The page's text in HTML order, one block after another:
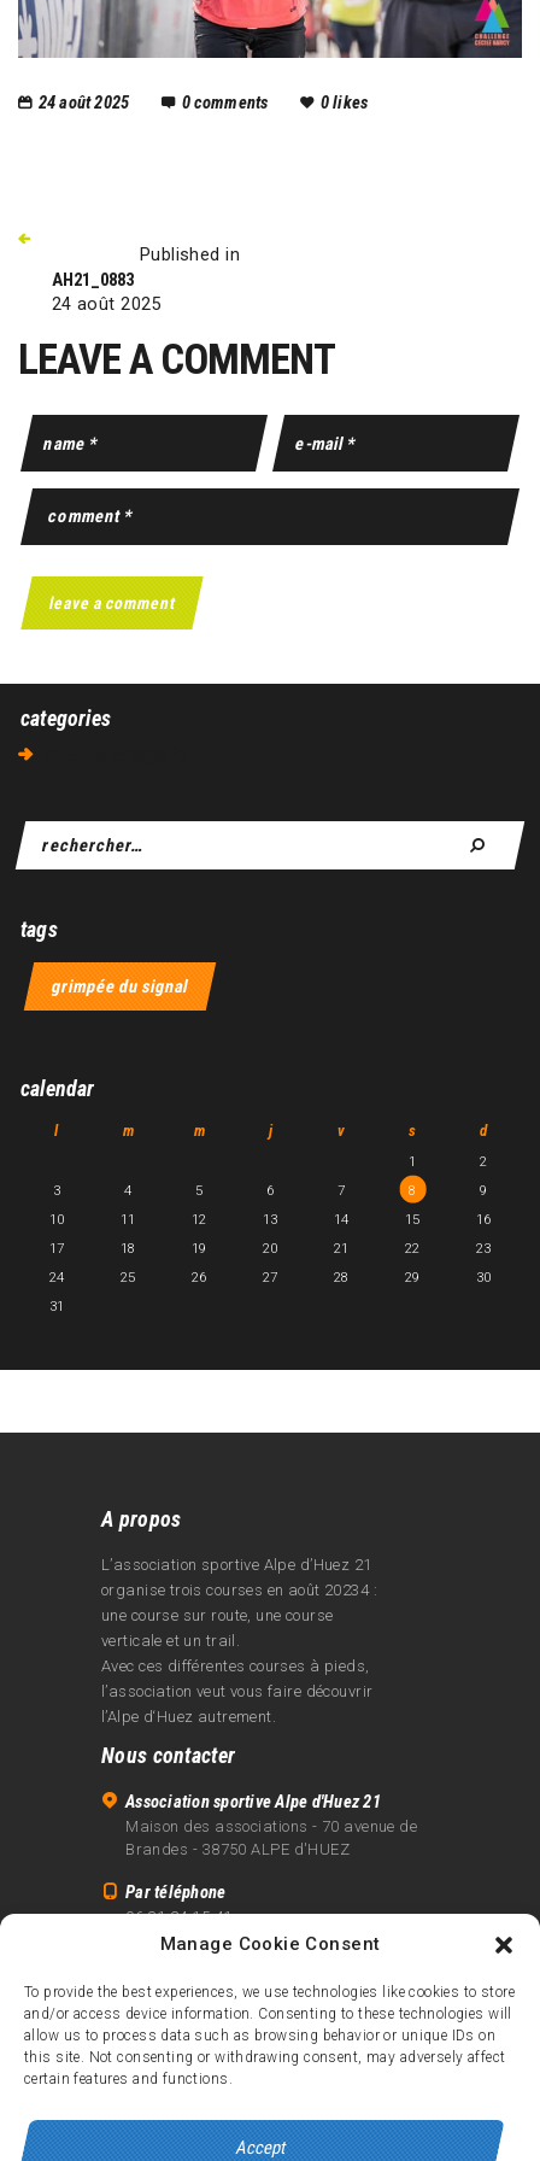
Manage Cookie Consent
To provide the best experiences, we use technologies like cookies to store
and/or access device information. Consenting to these technologies will
allow us to process data such as browsing behavior or unique IDs on
this site. Not consenting or withdrawing consent, may adversely affect
certain features and functions.
Accept
24 août 2025 0comments 0likes
Published in
AH21_0883
24 août 2025
LEAVE A COMMENT
categories
tags
grimpée du signal
calendar
l m m j v s d
1
2
3
4 5 6 7 8
9
10
11 12 13 14 15
16
17
18 19 20 21 22
23
24
25 26 27 28 29
30
31
A propos
L’association sportive Alpe d’Huez 21
organise trois courses en août 20234 :
une course sur route, une course
verticale et un trail.
Avec ces différentes courses à pieds,
l’association veut vous faire découvrir
l’Alpe d‘Huez autrement.
Nous contacter
Association sportive Alpe d'Huez 21
Maison des associations - 70 avenue de
Brandes - 38750 ALPE d'HUEZ
Par téléphone
06 81 24 15 41
info@alpe21.fr
Mentions légales
Contact
crédits